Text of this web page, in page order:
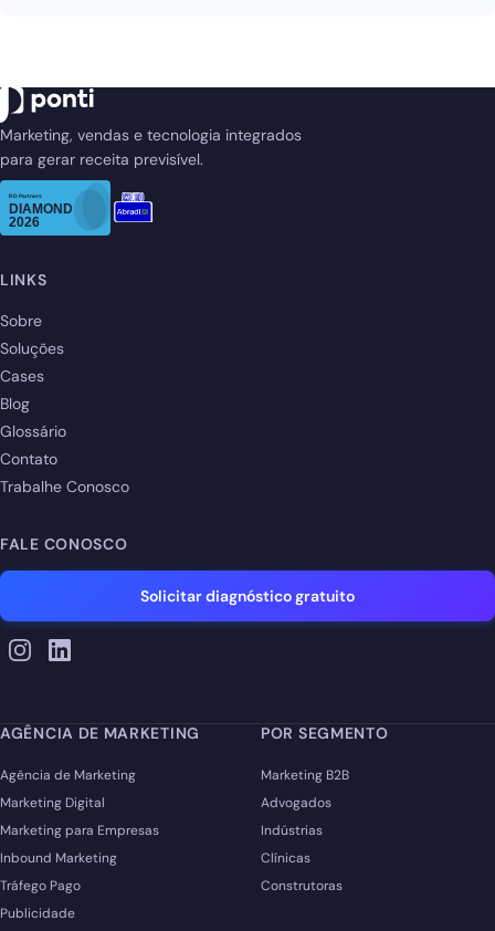
Marketing, vendas e tecnologia integrados
para gerar receita previsível.
LINKS
Sobre
Soluções
Cases
Blog
Glossário
Contato
Trabalhe Conosco
FALE CONOSCO
Solicitar diagnóstico gratuito
AGÊNCIA DE MARKETING
Agência de Marketing
Marketing Digital
Marketing para Empresas
Inbound Marketing
Tráfego Pago
Publicidade
POR SEGMENTO
Marketing B2B
Advogados
Indústrias
Clínicas
Construtoras